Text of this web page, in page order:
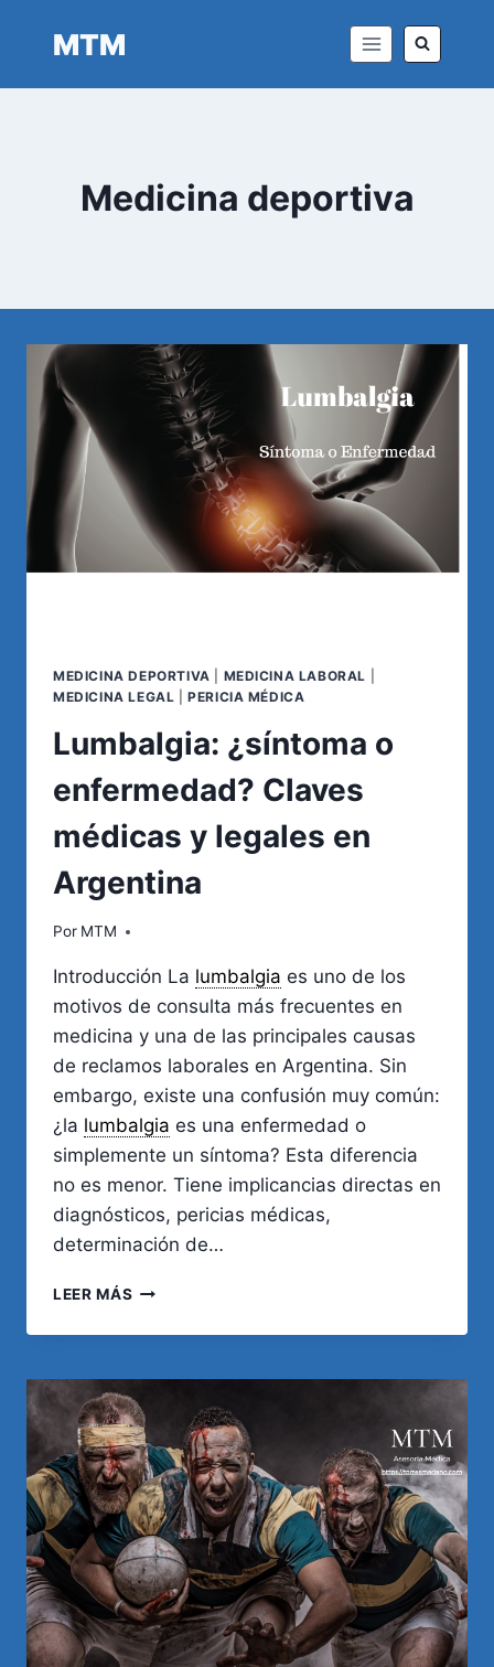
MTM
Medicina deportiva
MEDICINA DEPORTIVA MEDICINA LABORAL
MEDICINA LEGAL |PERICIA MÉDICA
Lumbalgia: ¿síntoma o
enfermedad? Claves
médicas y legales en
Argentina
Por MTM
Introducción La lumbalgia es uno de los
motivos de consulta más frecuentes en
medicina y una de las principales causas
de reclamos laborales en Argentina. Sin
embargo, existe una confusión muy común:
¿la lumbalgia es una enfermedad o
simplemente un síntoma? Esta diferencia
no es menor. Tiene implicancias directas en
diagnósticos, pericias médicas,
determinación de…
LEER MÁS LUMBALGIA:
O
CLAVES
MÉDICAS
Y
LEGALES
EN
ARGENTINA